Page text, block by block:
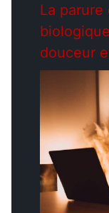
La
douceur